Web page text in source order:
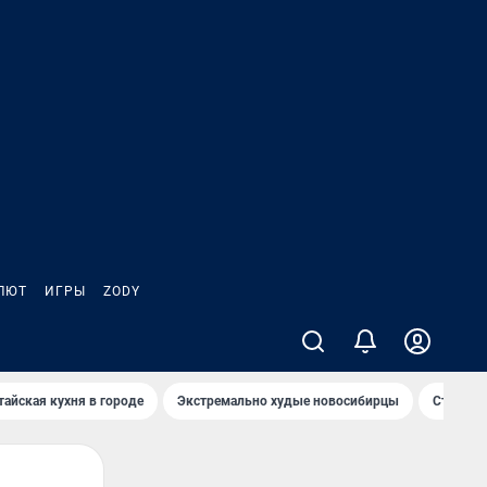
ИГРЫ ZODY
кухня в городе Экстремально худые новосибирцы Старт